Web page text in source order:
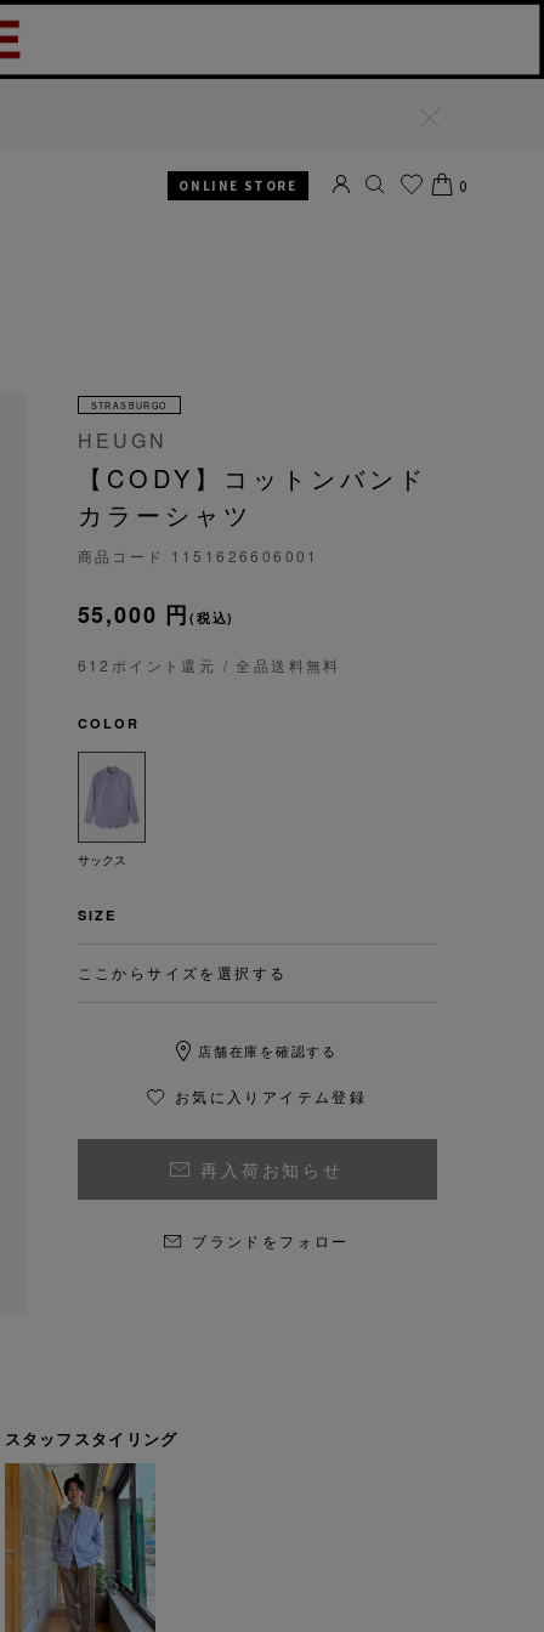
る
ONLINE STORE 0
STRASBURGO
HEUGN
【CODY】コットンバンド
カラーシャツ
商品コード 1151626606001
55,000 円 (税込)
612ポイント還元 / 全品送料無料
COLOR
サックス
SIZE
ここからサイズを選択する
店舗在庫を確認する
お気に入りアイテム登録
再入荷お知らせ
ブランドをフォロー
スタッフスタイリング